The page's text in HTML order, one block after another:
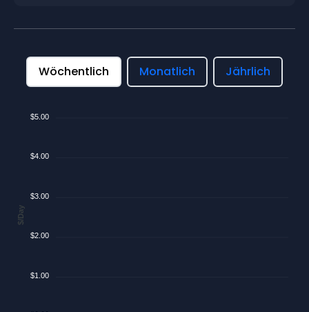
Wöchentlich Monatlich Jährlich
$5.00
$4.00
$3.00
$2.00
$1.00
$/Day